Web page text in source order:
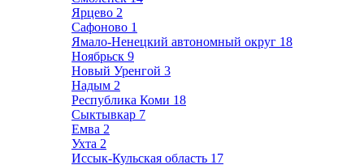
Ярцево 2
Сафоново 1
Ямало-Ненецкий автономный округ 18
Ноябрьск 9
Новый Уренгой 3
Надым 2
Республика Коми 18
Сыктывкар 7
Емва 2
Ухта 2
Иссык-Кульская область 17